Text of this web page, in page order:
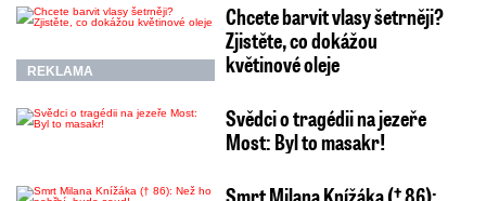
REKLAMA
Chcete barvit vlasy šetrněji?
Zjistěte, co dokážou
květinové oleje
Svědci o tragédii na jezeře
Most: Byl to masakr!
Smrt Milana Knížáka († 86):